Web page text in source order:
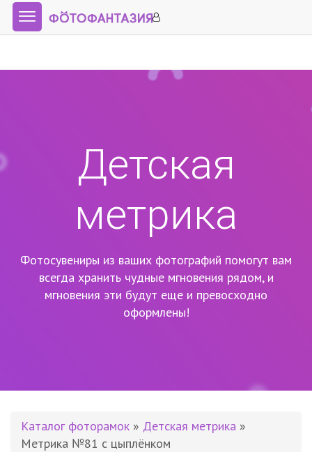
Детская
метрика
Фотосувениры из ваших фотографий помогут вам
всегда хранить чудные мгновения рядом, и
мгновения эти будут еще и превосходно
оформлены!
Каталог фоторамок » Детская метрика »
Метрика №81 с цыплёнком